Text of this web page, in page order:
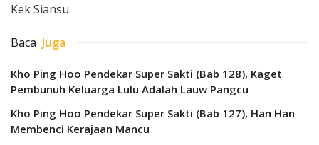
Kek Siansu.
Baca Juga
Kho Ping Hoo Pendekar Super Sakti (Bab 128), Kaget
Pembunuh Keluarga Lulu Adalah Lauw Pangcu
Kho Ping Hoo Pendekar Super Sakti (Bab 127), Han Han
Membenci Kerajaan Mancu